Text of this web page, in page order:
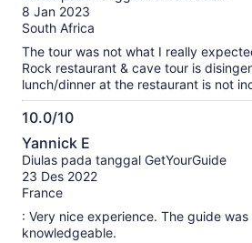
10
8 Jan 2023
South Africa
The tour was not what I really
Rock restaurant & cave tour is
lunch/dinner at the restaurant is not
10.0/10
10.0
dari
10
Yannick E
Diulas pada tanggal GetYourGuide
23 Des 2022
France
: Very nice experience. The guide
knowledgeable.